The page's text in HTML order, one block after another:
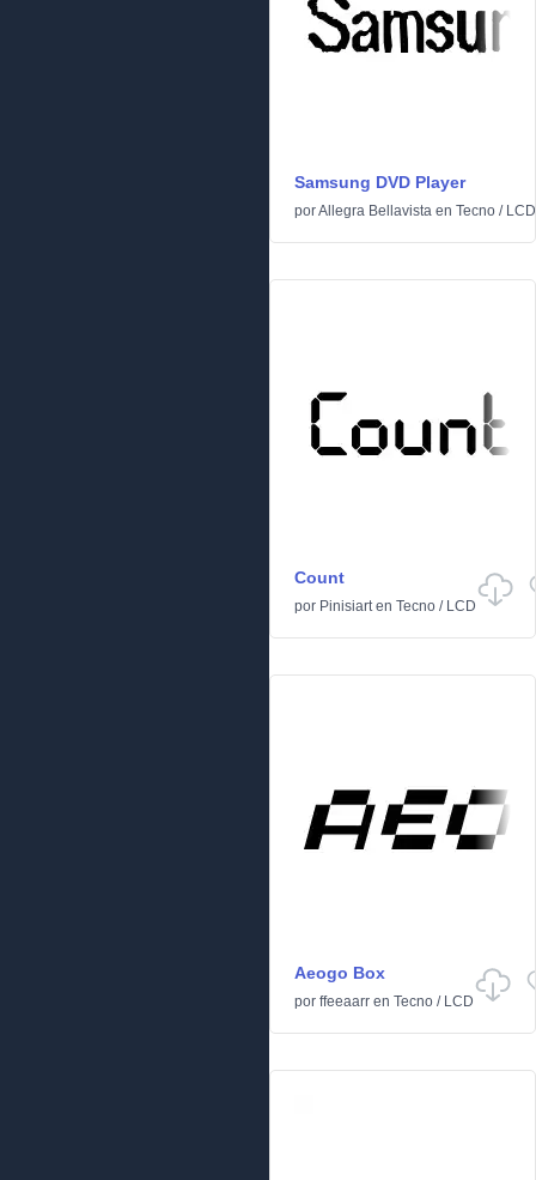
Samsung DVD Player
porAllegra Bellavista en Tecno / LCD
Count
por Pinisiarten Tecno / LCD
Aeogo Box
por ffeeaarr en Tecno / LCD